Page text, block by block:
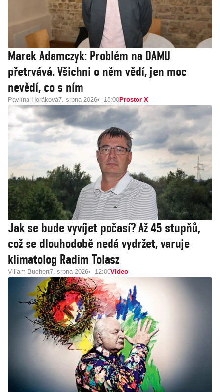
Marek Adamczyk: Problém na DAMU
přetrvává. Všichni o něm vědí, jen moc
nevědí, co s ním
Pavlína Horáková7. srpna 2026 18:00Prostor X
Jak se bude vyvíjet počasí? Až 45 stupňů,
což se dlouhodobě nedá vydržet, varuje
klimatolog Radim Tolasz
Viliam Buchert7. srpna 2026 12:00Video